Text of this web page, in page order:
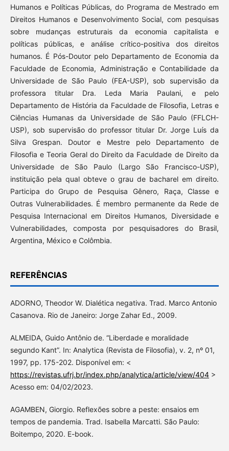
Humanos e Políticas Públicas, do Programa de Mestrado em
Direitos Humanos e Desenvolvimento Social, com pesquisas
sobre mudanças estruturais da economia capitalista e
políticas públicas, e análise crítico-positiva dos direitos
humanos. É Pós-Doutor pelo Departamento de Economia da
Faculdade de Economia, Administração e Contabilidade da
Universidade de São Paulo (FEA-USP), sob supervisão da
professora titular Dra. Leda Maria Paulani, e pelo
Departamento de História da Faculdade de Filosofia, Letras e
Ciências Humanas da Universidade de São Paulo (FFLCH-
USP), sob supervisão do professor titular Dr. Jorge Luís da
Silva Grespan. Doutor e Mestre pelo Departamento de
Filosofia e Teoria Geral do Direito da Faculdade de Direito da
Universidade de São Paulo (Largo São Francisco-USP),
instituição pela qual obteve o grau de bacharel em direito.
Participa do Grupo de Pesquisa Gênero, Raça, Classe e
Outras Vulnerabilidades. É membro permanente da Rede de
Pesquisa Internacional em Direitos Humanos, Diversidade e
Vulnerabilidades, composta por pesquisadores do Brasil,
Argentina, México e Colômbia.
REFERÊNCIAS
ADORNO, Theodor W. Dialética negativa. Trad. Marco Antonio
Casanova. Rio de Janeiro: Jorge Zahar Ed., 2009.
ALMEIDA, Guido Antônio de. “Liberdade e moralidade
segundo Kant”. In: Analytica (Revista de Filosofia), v. 2, nº 01,
1997, pp. 175-202. Disponível em: <
https://revistas.ufrj.br/index.php/analytica/article/view/404>
Acesso em: 04/02/2023.
AGAMBEN, Giorgio. Reflexões sobre a peste: ensaios em
tempos de pandemia. Trad. Isabella Marcatti. São Paulo:
Boitempo, 2020. E-book.